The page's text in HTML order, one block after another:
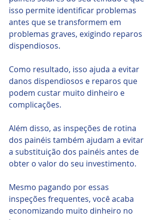
isso permite identificar problemas
antes que se transformem em
problemas graves, exigindo reparos
dispendiosos.
Como resultado, isso ajuda a evitar
danos dispendiosos e reparos que
podem custar muito dinheiro e
complicações.
Além disso, as inspeções de rotina
dos painéis também ajudam a evitar
a substituição dos painéis antes de
obter o valor do seu investimento.
Mesmo pagando por essas
inspeções frequentes, você acaba
economizando muito dinheiro no